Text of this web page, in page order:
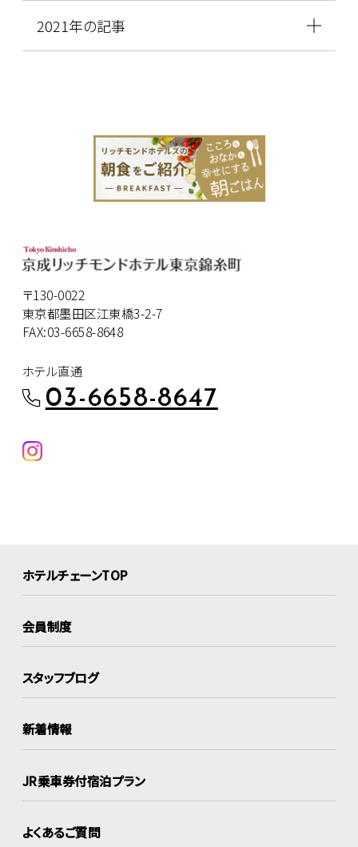
2021年の記事
〒130-0022
東京都墨田区江東橋3-2-7
FAX:03-6658-8648
ホテル直通
03-6658-8647
ホテルチェーンTOP
会員制度
スタッフブログ
新着情報
JR乗車券付宿泊プラン
よくあるご質問